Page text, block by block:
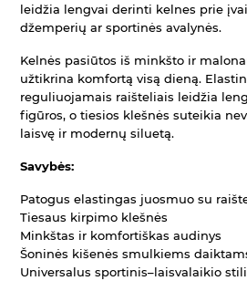
leidžia lengvai derinti kelnes prie
džemperių ar sportinės avalynės.
Kelnės pasiūtos iš minkšto ir
užtikrina komfortą visą dieną.
reguliuojamais raišteliais leidžia
figūros, o tiesios klešnės suteikia
laisvę ir modernų siluetą.
Savybės:
Patogus elastingas juosmuo su
Tiesaus kirpimo klešnės
Minkštas ir komfortiškas audinys
Šoninės kišenės smulkiems
Universalus sportinis–laisvalaikio